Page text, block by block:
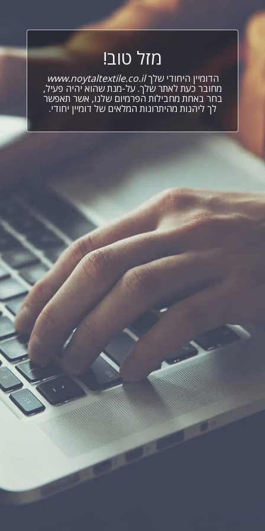
מזל טוב!
הדומיין היחודי שלךwww.noytaltextile.co.il
מחובר כעת לאתר שלך. על-מנת שהוא יהיה פעיל,
בחר באחת מחבילות הפרמיום שלנו, אשר תאפשר
לך ליהנות מהיתרונות המלאים של דומיין יחודי.